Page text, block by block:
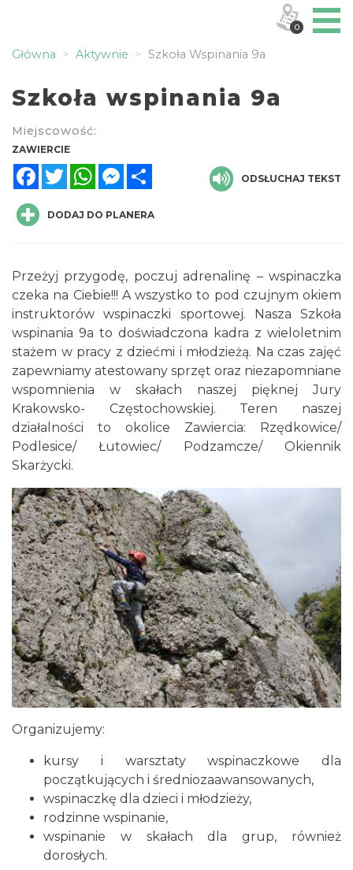
Główna Aktywnie Szkoła Wspinania 9a
Szkoła wspinania 9a
Miejscowość:
ZAWIERCIE
FacebookTwitterWhatsAppMessenger
ODSŁUCHAJ TEKST
DODAJ DO PLANERA
Przeżyj przygodę, poczuj adrenalinę – wspinaczka
czeka na Ciebie!!! A wszystko to pod czujnym okiem
instruktorów wspinaczki sportowej. Nasza Szkoła
wspinania 9a to doświadczona kadra z wieloletnim
stażem w pracy z dziećmi i młodzieżą. Na czas zajęć
zapewniamy atestowany sprzęt oraz niezapomniane
wspomnienia w skałach naszej pięknej Jury
Krakowsko- Częstochowskiej. Teren naszej
działalności to okolice Zawiercia: Rzędkowice/
Podlesice/ Łutowiec/ Podzamcze/ Okiennik
Skarżycki.
Organizujemy:
kursy i warsztaty wspinaczkowe dla
początkujących i średniozaawansowanych,
wspinaczkę dla dzieci i młodzieży,
rodzinne wspinanie,
wspinanie w skałach dla grup, również
dorosłych.
0